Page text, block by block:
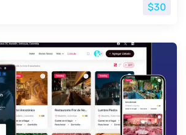
$30